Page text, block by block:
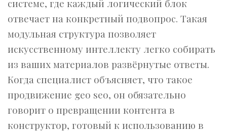
системе, где каждый логический блок
отвечает на конкретный подвопрос. Такая
модульная структура позволяет
искусственному интеллекту легко собирать
из ваших материалов развёрнутые ответы.
Когда специалист объясняет, что такое
продвижение geo seo, он обязательно
говорит о превращении контента в
конструктор, готовый к использованию в